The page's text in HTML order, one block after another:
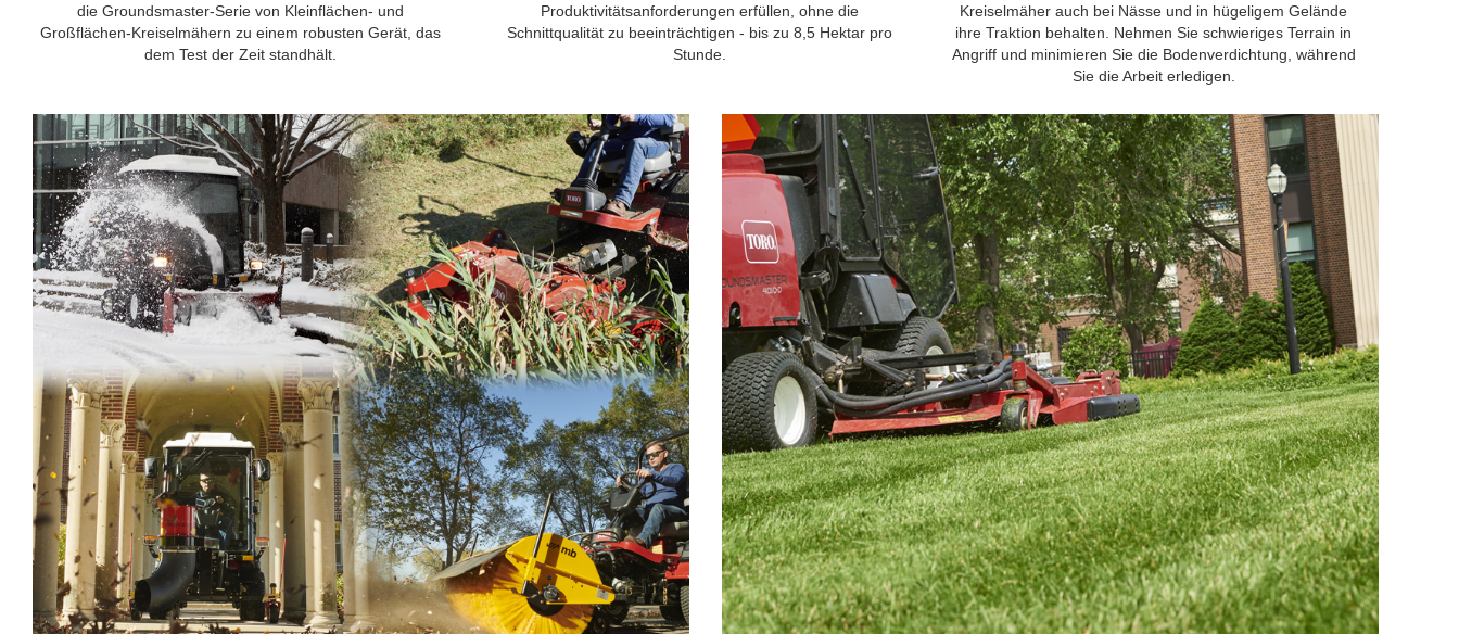
die Groundsmaster-Serie von Kleinflächen- und
Großflächen-Kreiselmähern zu einem robusten Gerät, das
dem Test der Zeit standhält.
Produktivitätsanforderungen erfüllen, ohne die
Schnittqualität zu beeinträchtigen - bis zu 8,5 Hektar pro
Stunde.
Kreisel­mäher auch bei Nässe und in hügeligem Gelände
ihre Traktion behalten. Nehmen Sie schwieriges Terrain in
Angriff und minimieren Sie die Bodenverdichtung, während
Sie die Arbeit erledigen.